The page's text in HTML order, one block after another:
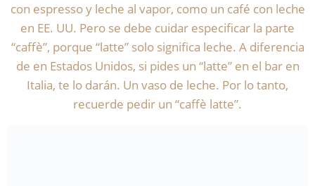
con espresso y leche al vapor, como un café con leche
en EE. UU. Pero se debe cuidar especificar la parte
“caffè”, porque “latte” solo significa leche. A diferencia
de en Estados Unidos, si pides un “latte” en el bar en
Italia, te lo darán. Un vaso de leche. Por lo tanto,
recuerde pedir un “caffè latte”.